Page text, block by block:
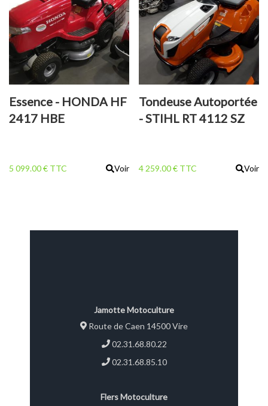
Essence - HONDA HF
2417 HBE
5 099.00 € TTC Voir
Tondeuse Autoportée
- STIHL RT 4112 SZ
4 259.00 € TTC Voir
Jamotte Motoculture
Route de Caen 14500 Vire
02.31.68.80.22
02.31.68.85.10
Flers Motoculture